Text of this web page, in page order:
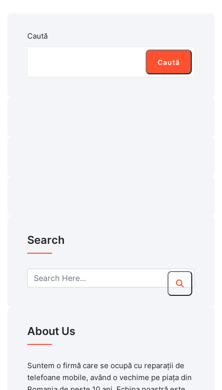
Caută
Caută
Search
About Us
Suntem o firmă care se ocupă cu reparații de
telefoane mobile, având o vechime pe piața din